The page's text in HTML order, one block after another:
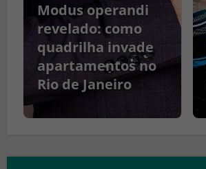
Modus operandi
revelado: como
quadrilha invade
apartamentos no
Rio de Janeiro